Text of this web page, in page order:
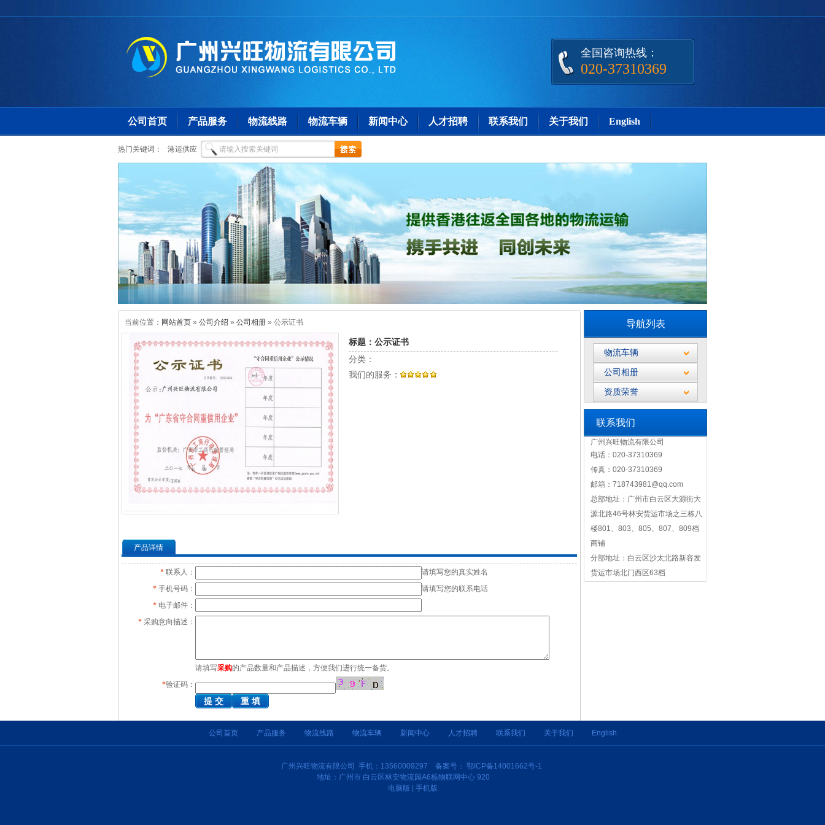
全国咨询热线：
020-37310369
公司首页 产品服务 物流线路 物流车辆 新闻中心 人才招聘 联系我们 关于我们 English
热门关键词： 港运供应
当前位置： 网站首页 » 公司介绍 » 公司相册 » 公示证书
标题：公示证书
分类：
我们的服务：
产品详情
* 联系人：
请填写您的真实姓名
* 手机号码：
请填写您的联系电话
* 电子邮件：
* 采购意向描述：
请填写采购的产品数量和产品描述，方便我们进行统一备货。
*验证码：
导航列表
物流车辆
公司相册
资质荣誉
联系我们
广州兴旺物流有限公司
电话：020-37310369
传真：020-37310369
邮箱：718743981@qq.com
总部地址：广州市白云区大源街大
源北路46号林安货运市场之三栋八
楼801、803、805、807、809档
商铺
分部地址：白云区沙太北路新容发
货运市场北门西区63档
公司首页 产品服务 物流线路 物流车辆 新闻中心 人才招聘 联系我们 关于我们 English
广州兴旺物流有限公司 手机：13560009297 备案号： 鄂ICP备14001662号-1
地址：广州市 白云区林安物流园A6栋物联网中心 920
电脑版
手机版